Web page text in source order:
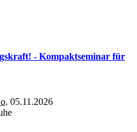
- Kompaktseminar für
05.11.2026